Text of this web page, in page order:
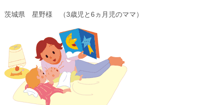
茨城県 星野様 （3歳児と6ヵ月児のママ）